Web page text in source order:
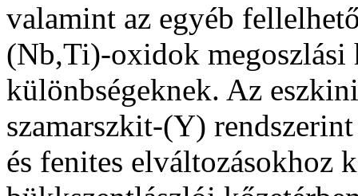
valamint az egyéb
(Nb,Ti)-oxidok megoszlási
különbségeknek. Az
szamarszkit-(Y)
és fenites elváltozásokhoz